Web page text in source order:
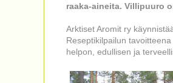
raaka-aineita. Villipuuro
Arktiset Aromit ry
Reseptikilpailun
helpon, edullisen ja